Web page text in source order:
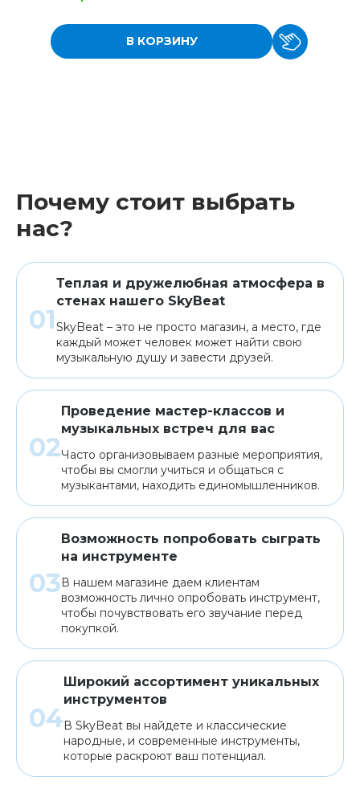
В КОРЗИНУ
Почему стоит выбрать
нас?
Теплая и дружелюбная атмосфера в
стенах нашего SkyBeat
SkyBeat – это не просто магазин, а место, где
каждый может человек может найти свою
музыкальную душу и завести друзей.
Проведение мастер-классов и
музыкальных встреч для вас
Часто организовываем разные мероприятия,
чтобы вы смогли учиться и общаться с
музыкантами, находить единомышленников.
Возможность попробовать сыграть
на инструменте
В нашем магазине даем клиентам
возможность лично опробовать инструмент,
чтобы почувствовать его звучание перед
покупкой.
Широкий ассортимент уникальных
инструментов
В SkyBeat вы найдете и классические
народные, и современные инструменты,
которые раскроют ваш потенциал.